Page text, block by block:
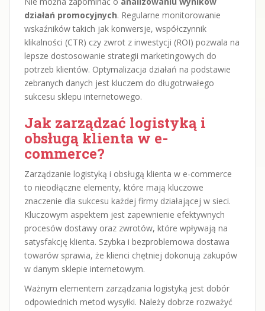
działań promocyjnych. Regularne monitorowanie
wskaźników takich jak konwersje, współczynnik
klikalności (CTR) czy zwrot z inwestycji (ROI) pozwala na
lepsze dostosowanie strategii marketingowych do
potrzeb klientów. Optymalizacja działań na podstawie
zebranych danych jest kluczem do długotrwałego
sukcesu sklepu internetowego.
Jak zarządzać logistyką i
obsługą klienta w e-
commerce?
Zarządzanie logistyką i obsługą klienta w e-commerce
to nieodłączne elementy, które mają kluczowe
znaczenie dla sukcesu każdej firmy działającej w sieci.
Kluczowym aspektem jest zapewnienie efektywnych
procesów dostawy oraz zwrotów, które wpływają na
satysfakcję klienta. Szybka i bezproblemowa dostawa
towarów sprawia, że klienci chętniej dokonują zakupów
w danym sklepie internetowym.
Ważnym elementem zarządzania logistyką jest dobór
odpowiednich metod wysyłki. Należy dobrze rozważyć